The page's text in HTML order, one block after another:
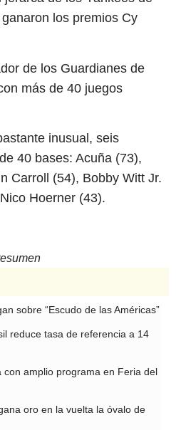
los premios Cy
de los Guardianes de
más de 40 juegos
inusual, seis
40 bases: Acuña (73),
Carroll (54), Bobby Witt Jr.
Hoerner (43).
sobre “Escudo de las Américas”
reduce tasa de referencia a 14
con amplio programa en Feria del
oro en la vuelta la óvalo de